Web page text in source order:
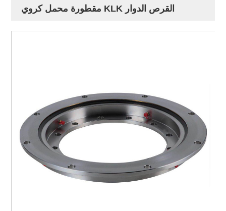
مقطورة محمل كروي KLK القرص الدوار